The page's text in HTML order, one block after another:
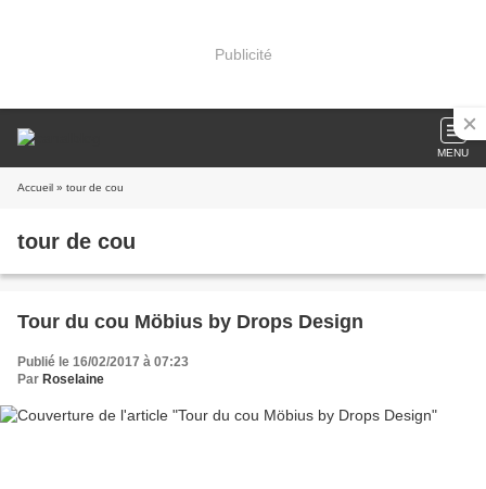
Publicité
MENU
Accueil » tour de cou
tour de cou
Tour du cou Möbius by Drops Design
Publié le 16/02/2017 à 07:23
Par Roselaine